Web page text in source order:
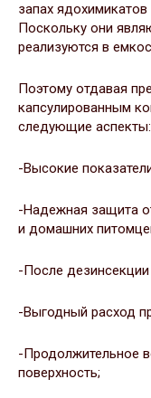
запах
Поскольку они
реализуются в
Поэтому отдавая
капсулированным
следующие аспекты:
-Высокие
-Надежная защита
и домашних
-После
-Выгодный расход
-Продолжительное
поверхность;